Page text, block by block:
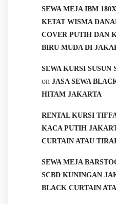
SEWA MEJA IBM
KETAT WISMA
COVER PUTIH DAN
BIRU MUDA DI
SEWA KURSI SUSUN
on JASA SEWA
HITAM JAKARTA
RENTAL KURSI
KACA PUTIH
CURTAIN ATAU
SEWA MEJA
SCBD KUNINGAN
BLACK CURTAIN